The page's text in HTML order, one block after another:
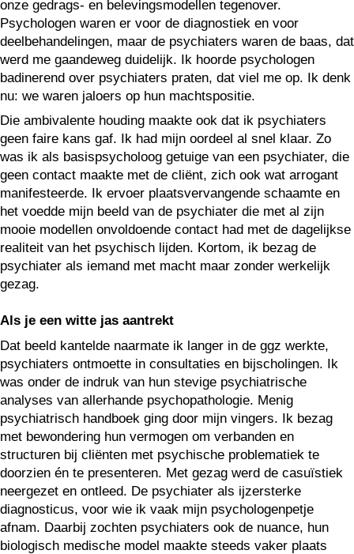
onze gedrags- en belevingsmodellen tegenover.
Psychologen waren er voor de diagnostiek en voor
deelbehandelingen, maar de psychiaters waren de baas, dat
werd me gaandeweg duidelijk. Ik hoorde psychologen
badinerend over psychiaters praten, dat viel me op. Ik denk
nu: we waren jaloers op hun machtspositie.
Die ambivalente houding maakte ook dat ik psychiaters
geen faire kans gaf. Ik had mijn oordeel al snel klaar. Zo
was ik als basispsycholoog getuige van een psychiater, die
geen contact maakte met de cliënt, zich ook wat arrogant
manifesteerde. Ik ervoer plaatsvervangende schaamte en
het voedde mijn beeld van de psychiater die met al zijn
mooie modellen onvoldoende contact had met de dagelijkse
realiteit van het psychisch lijden. Kortom, ik bezag de
psychiater als iemand met macht maar zonder werkelijk
gezag.
Als je een witte jas aantrekt
Dat beeld kantelde naarmate ik langer in de ggz werkte,
psychiaters ontmoette in consultaties en bijscholingen. Ik
was onder de indruk van hun stevige psychiatrische
analyses van allerhande psychopathologie. Menig
psychiatrisch handboek ging door mijn vingers. Ik bezag
met bewondering hun vermogen om verbanden en
structuren bij cliënten met psychische problematiek te
doorzien én te presenteren. Met gezag werd de casuïstiek
neergezet en ontleed. De psychiater als ijzersterke
diagnosticus, voor wie ik vaak mijn psychologenpetje
afnam. Daarbij zochten psychiaters ook de nuance, hun
biologisch medische model maakte steeds vaker plaats